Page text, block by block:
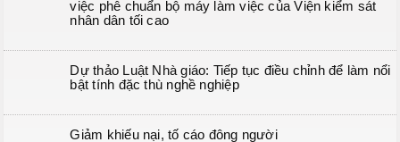
việc phê chuẩn bộ máy làm việc của Viện kiểm sát
nhân dân tối cao
Dự thảo Luật Nhà giáo: Tiếp tục điều chỉnh để làm nổi
bật tính đặc thù nghề nghiệp
Giảm khiếu nại, tố cáo đông người